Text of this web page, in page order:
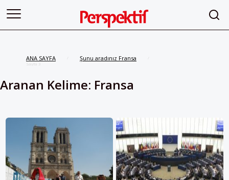
ANA SAYFA Şunu aradınız Fransa
Sayfa 3
Aranan Kelime: Fransa